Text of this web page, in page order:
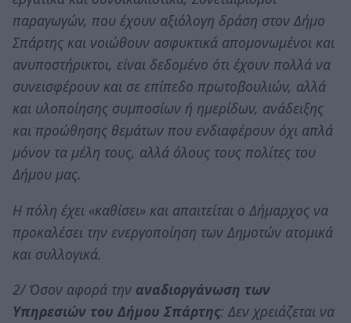
παραγωγών, που έχουν αξιόλογη δράση στον Δήμο
Σπάρτης και νοιώθουν ασφυκτικά απομονωμένοι και
ανυποστήρικτοι, είναι δεδομένο ότι έχουν πολλά να
συνεισφέρουν και σε επίπεδο πρωτοβουλιών, αλλά
και υλοποίησης συμποσίων ή ημερίδων, ανάδειξης
και προώθησης θεμάτων που ενδιαφέρουν όχι απλά
μόνον τα μέλη τους, αλλά όλους τους πολίτες του
Δήμου μας.
Η πόλη έχει «καθίσει» και απαιτείται ο Δήμαρχος να
προκαλέσει την ενεργοποίηση των Δημοτών ατομικά
και συλλογικά.
2/ Όσον αφορά την αναδιοργάνωση των
Υπηρεσιών του Δήμου Σπάρτης: Δεν χρειάζεται να